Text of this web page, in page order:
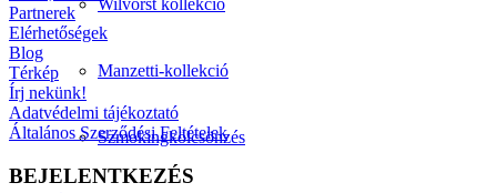
Wilvorst kollekció
Manzetti-kollekció
Szmokingkölcsönzés
Partnerek
Elérhetőségek
Blog
Térkép
Írj nekünk!
Adatvédelmi tájékoztató
Általános Szerződési Feltételek
BEJELENTKEZÉS